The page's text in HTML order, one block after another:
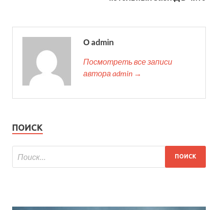
О admin
Посмотреть все записи
автора admin →
ПОИСК